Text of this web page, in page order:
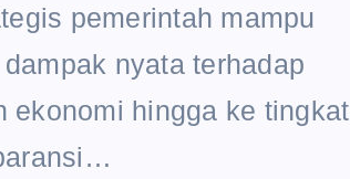
pemerintah mampu
nyata terhadap
ekonomi hingga ke tingkat